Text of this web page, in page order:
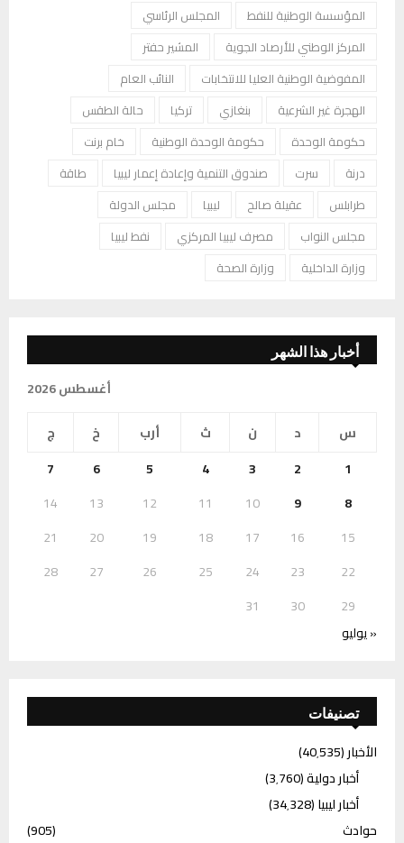
المؤسسة الوطنية للنفط
المجلس الرئاسي
المركز الوطني للأرصاد الجوية
المشير حفتر
المفوضية الوطنية العليا للانتخابات
النائب العام
الهجرة غير الشرعية
بنغازي تركيا
حالة الطقس
حكومة الوحدة
حكومة الوحدة الوطنية
خام برنت
درنة
سرت صندوق التنمية وإعادة إعمار ليبيا
طاقة
طرابلس
عقيلة صالح ليبيا
مجلس الدولة
مجلس النواب
مصرف ليبيا المركزي
نفط ليبيا
وزارة الداخلية
وزارة الصحة
أخبار هذا الشهر
أغسطس 2026
س
د ن ث أرب خ
ج
1
2
3
4
5
6
7
8
9
10
11
12
13
14
15
16
17
18
19
20
21
22
23
24
25
26
27
28
29
30
31
« يوليو
تصنيفات
الأخبار(40٬535)
أخبار دولية(3٬760)
أخبار ليبيا(34٬328)
حوادث
(905)